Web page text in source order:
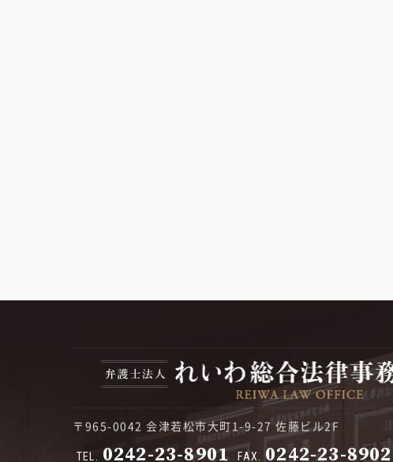
〒965-0042 会津若松市大町1-9-27 佐藤ビル2F
TEL. 0242-23-8901 FAX. 0242-23-8902